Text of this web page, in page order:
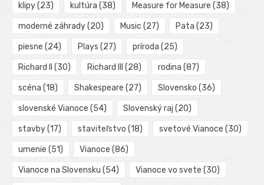
klipy(23) kultúra (38) Measure for Measure (38)
moderné záhrady(20) Music (27) Pata (23)
piesne (24) Plays (27) príroda (25)
Richard II (30) Richard III (28) rodina (87)
scéna (18) Shakespeare (27) Slovensko (36)
slovenské Vianoce (54) Slovenský raj (20)
stavby(17) staviteľstvo (18) svetové Vianoce (30)
umenie (51) Vianoce (86)
Vianoce na Slovensku (54) Vianoce vo svete (30)